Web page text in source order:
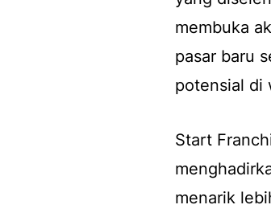
membuka
pasar baru
potensial di
Start
menarik